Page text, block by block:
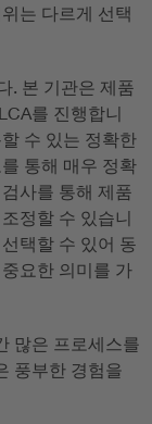
는 다르게 선택
. 본 기관은 제품
를 진행합니
수 있는 정확한
통해 매우 정확
사를 통해 제품
정할 수 있습니
택할 수 있어 동
요한 의미를 가
많은 프로세스를
풍부한 경험을